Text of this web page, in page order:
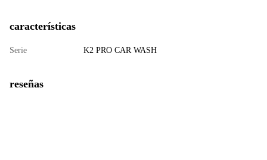
características
Serie K2 PRO CAR WASH
reseñas